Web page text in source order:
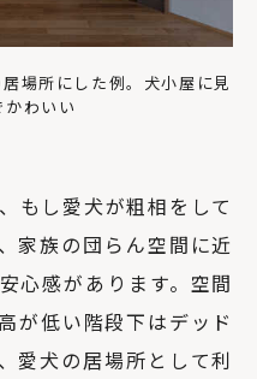
場所にした例。犬小屋に見
わいい
もし愛犬が粗相をして
家族の団らん空間に近
心感があります。空間
が低い階段下はデッド
愛犬の居場所として利